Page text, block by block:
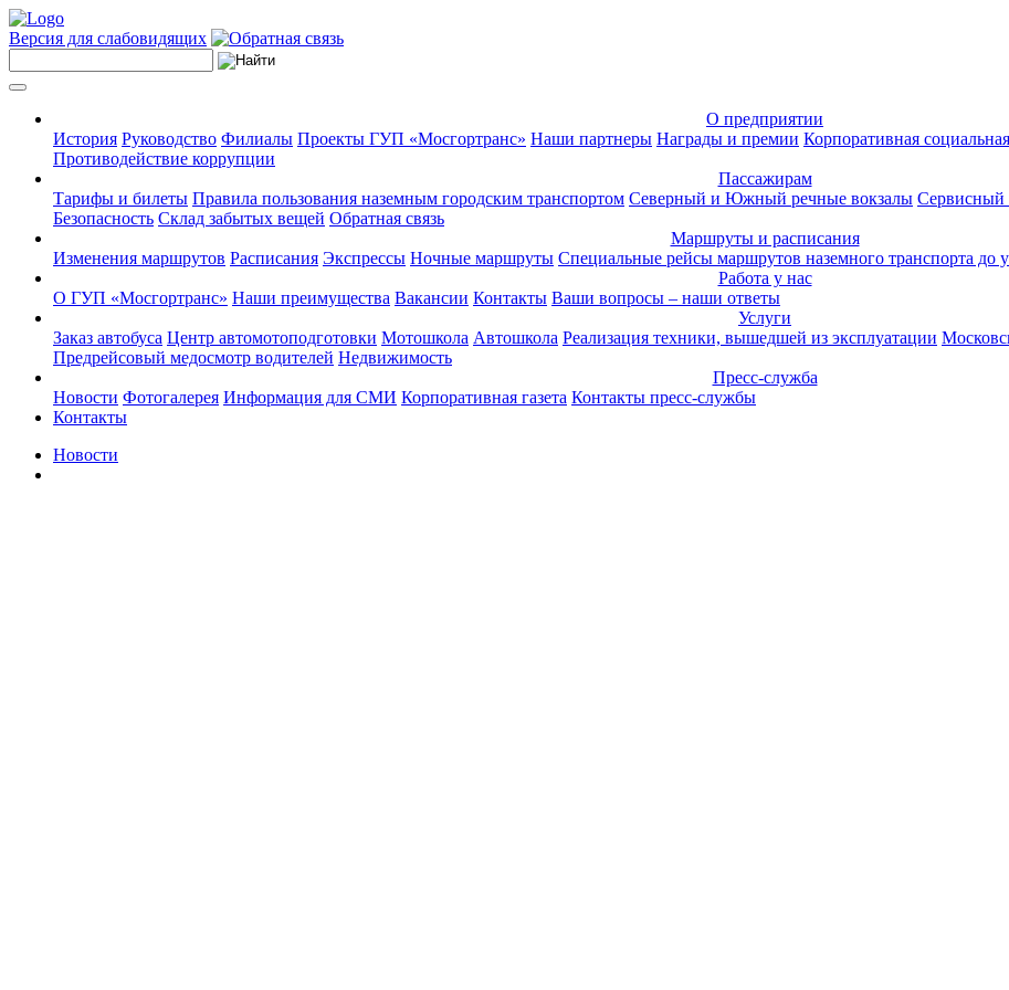
Версия для слабовидящих
О предприятии
История Руководство Филиалы Проекты ГУП «Мосгортранс» Наши партнеры Награды и премии Корпоративная
Противодействие коррупции
Пассажирам
Тарифы и билеты Правила пользования наземным городским транспортом Северный и Южный речные вокзалы Сервисный
Безопасность Склад забытых вещей Обратная связь
Маршруты и расписания
Изменения маршрутов Расписания Экспрессы Ночные маршруты Специальные рейсы маршрутов наземного транспорта до
Работа у нас
О ГУП «Мосгортранс» Наши преимущества Вакансии Контакты Ваши вопросы – наши ответы
Услуги
Заказ автобуса Центр автомотоподготовки Мотошкола Автошкола Реализация техники, вышедшей из эксплуатации
Предрейсовый медосмотр водителей Недвижимость
Пресс-служба
Новости Фотогалерея Информация для СМИ Корпоративная газета Контакты пресс-службы
Контакты
Новости